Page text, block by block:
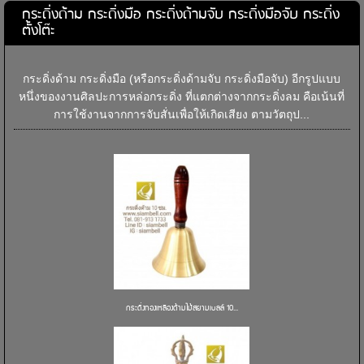
กระดิ่งด้าม กระดิ่งมือ กระดิ่งด้ามจับ กระดิ่งมือจับ กระดิ่ง
ตั้งโต๊ะ
กระดิ่งด้าม กระดิ่งมือ (หรือกระดิ่งด้ามจับ กระดิ่งมือจับ) อีกรูปแบบ
หนึ่งของงานศิลปะการหล่อกระดิ่ง ที่แตกต่างจากกระดิ่งลม คือเน้นที่
การใช้งานจากการจับสั่นเพื่อให้เกิดเสียง ตามวัตถุป...
กระดิ่งทองเหลืองด้ามไม้สยามเบลล์ 10...